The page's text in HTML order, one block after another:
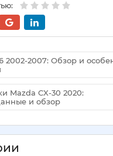
2002-2007: Обзор и
Mazda CX-30 2020:
и обзор